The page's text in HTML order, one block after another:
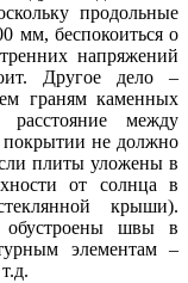
продольные
мм, беспокоиться о
напряжений
Другое дело –
граням каменных
между
не должно
плиты уложены в
от солнца в
крыши).
швы в
элементам –